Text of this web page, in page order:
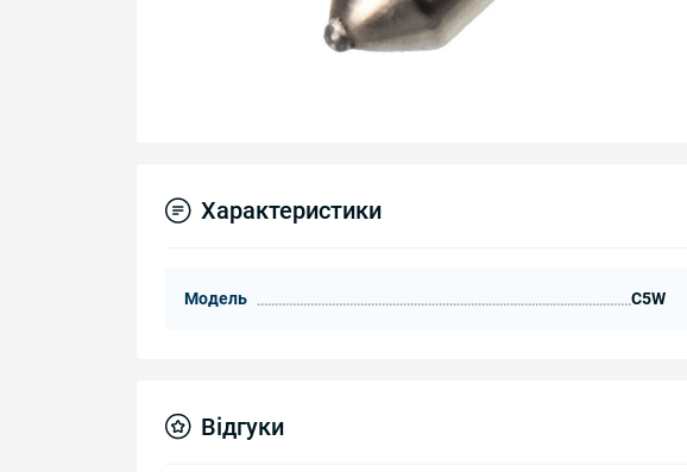
Характеристики
Модель C5W
Відгуки